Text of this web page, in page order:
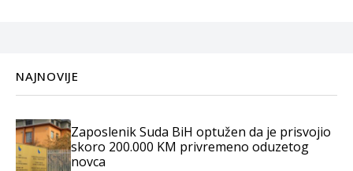
NAJNOVIJE
Zaposlenik Suda BiH optužen da je prisvojio
skoro 200.000 KM privremeno oduzetog
novca